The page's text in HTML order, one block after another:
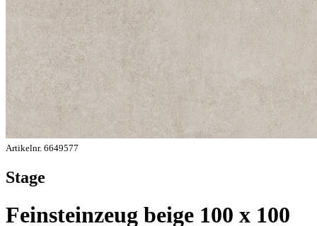
Artikelnr. 6649577
Stage
Feinsteinzeug beige 100 x 100